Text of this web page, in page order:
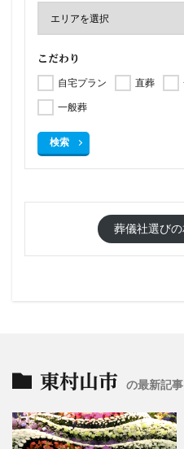
こだわり
自宅プラン 直葬
一般葬
検索
葬儀社選び
東村山市 の最新記事